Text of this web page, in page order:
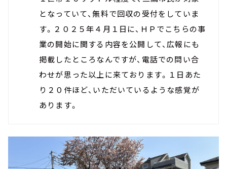
となっていて、無料で回収の受付をしていま
す。２０２５年４月１日に、ＨＰでこちらの事
業の開始に関する内容を公開して、広報にも
掲載したところなんですが、電話での問い合
わせが思った以上に来ております。１日あた
り２０件ほど、いただいているような感覚が
あります。